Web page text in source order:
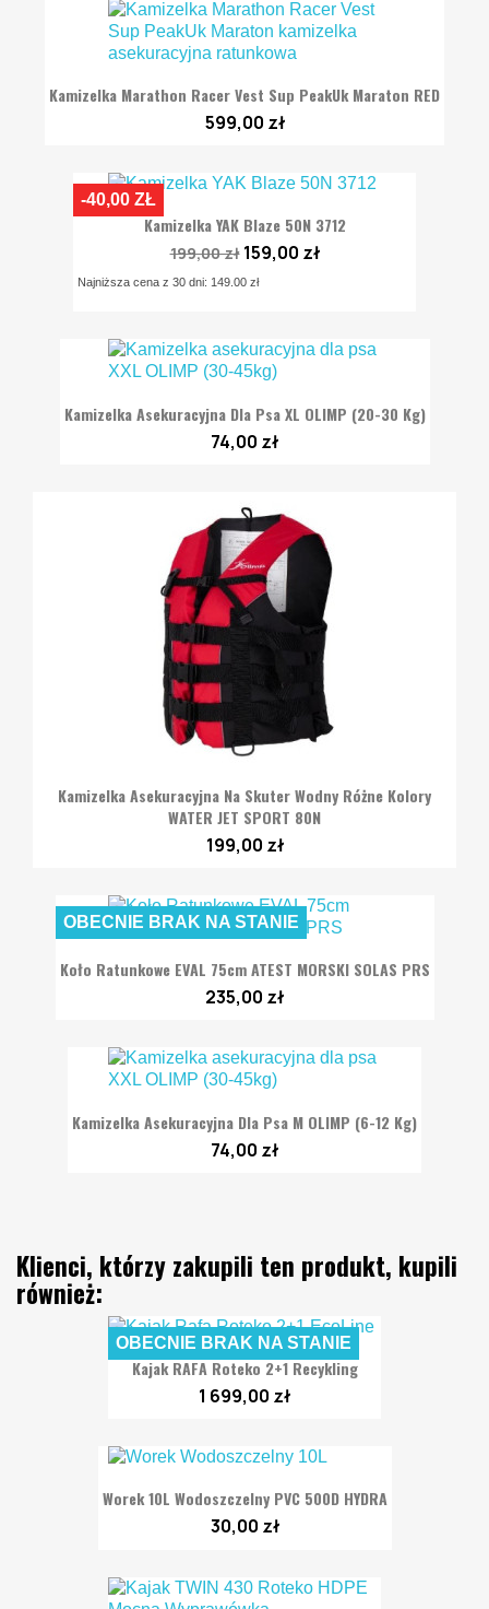
Kamizelka Marathon Racer Vest Sup PeakUk Maraton RED
599,00 zł
Kamizelka YAK Blaze 50N 3712
199,00 zł 159,00 zł
Najniższa cena z 30 dni: 149.00 zł
-40,00 ZŁ
Kamizelka Asekuracyjna Dla Psa XL OLIMP (20-30 Kg)
74,00 zł
Kamizelka Asekuracyjna Na Skuter Wodny Różne Kolory
WATER JET SPORT 80N
199,00 zł
Koło Ratunkowe EVAL 75cm ATEST MORSKI SOLAS PRS
235,00 zł
OBECNIE BRAK NA STANIE
Kamizelka Asekuracyjna Dla Psa M OLIMP (6-12 Kg)
74,00 zł
Klienci, którzy zakupili ten produkt, kupili
również:
Kajak RAFA Roteko 2+1 Recykling
1 699,00 zł
OBECNIE BRAK NA STANIE
Worek 10L Wodoszczelny PVC 500D HYDRA
30,00 zł